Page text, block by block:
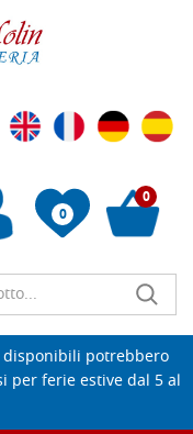
0
0
disponibili potrebbero
per ferie estive dal 5 al